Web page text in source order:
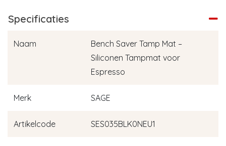
Specificaties
Naam
Bench Saver Tamp Mat –
Siliconen Tampmat voor
Espresso
Merk SAGE
Artikelcode SES035BLK0NEU1